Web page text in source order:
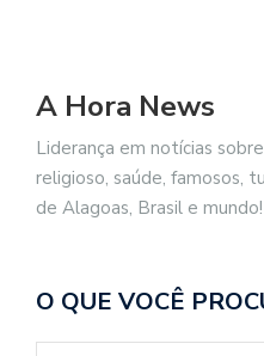
A Hora News
Liderança em notícias
religioso, saúde, famosos,
de Alagoas, Brasil e mundo!
O QUE VOCÊ